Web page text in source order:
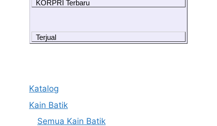
KORPRI Terbaru
Terjual
Katalog
Kain Batik
Semua Kain Batik